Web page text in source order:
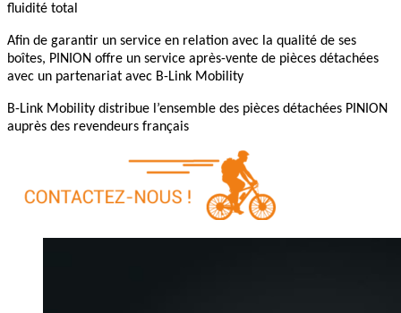
fluidité total
Afin de garantir un service en relation avec la qualité de ses
boîtes, PINION offre un service après-vente de pièces détachées
avec un partenariat avec B-Link Mobility
B-Link Mobility distribue l’ensemble des pièces détachées PINION
auprès des revendeurs français